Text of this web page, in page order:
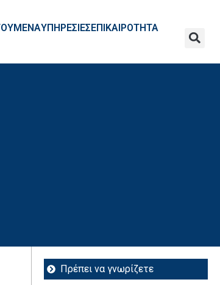
ΥΠΗΡΕΣΙΕΣΕΠΙΚΑΙΡΟΤΗΤΑ
Πρέπει να γνωρίζετε